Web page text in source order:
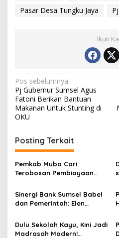
Pasar Desa Tungku Jaya
Ikuti
N
a
v
i
g
a
s
i
p
o
s
Pos sebelumnya
Pj Gubernur Sumsel Agus
Fatoni Berikan Bantuan
Makanan Untuk Stunting di
OKU
Posting Terkait
Pemkab Muba Cari
Terobosan Pembiayaan
Syafaruddin Ikuti Webinar
Creative Financing KPBU
Sinergi Bank Sumsel Babel
dan Pemerintah: Elen
Pemanfaatan Potensi
Daerah untuk
Dulu Sekolah Kayu, Kini Jadi
Madrasah Modern!